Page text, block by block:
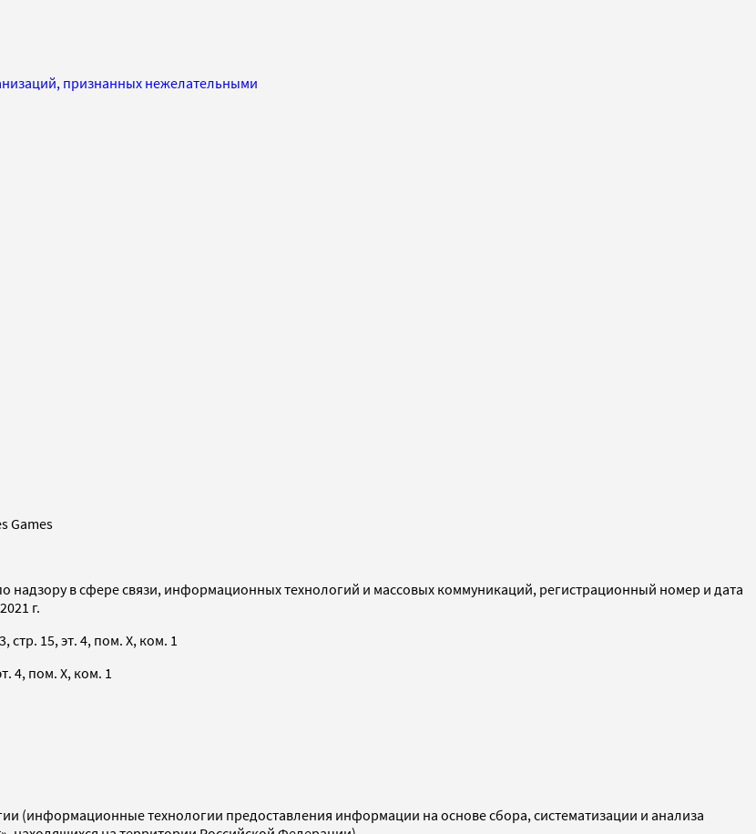
признанных нежелательными
Games
надзору в сфере связи, информационных технологий и массовых коммуникаций, регистрационный номер и дата
г.
15, эт. 4, пом. X, ком. 1
4, пом. X, ком. 1
(информационные технологии предоставления информации на основе сбора, систематизации и анализа